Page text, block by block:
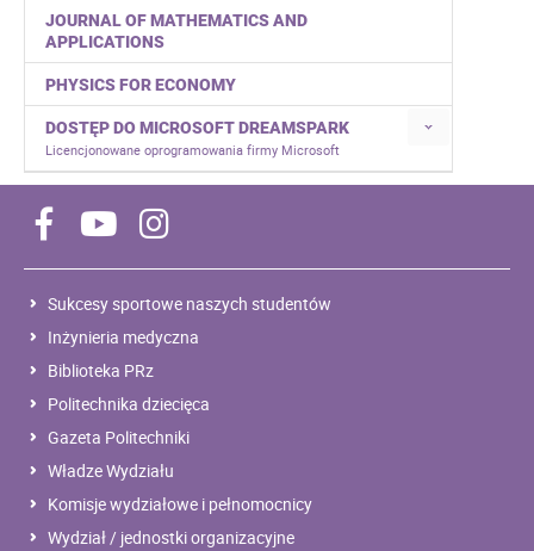
JOURNAL OF MATHEMATICS AND
APPLICATIONS
PHYSICS FOR ECONOMY
DOSTĘP DO MICROSOFT DREAMSPARK
Licencjonowane oprogramowania firmy Microsoft
Sukcesy sportowe naszych studentów
Inżynieria medyczna
Biblioteka PRz
Politechnika dziecięca
Gazeta Politechniki
Władze Wydziału
Komisje wydziałowe i pełnomocnicy
Wydział / jednostki organizacyjne